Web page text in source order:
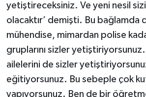
yetiştireceksiniz. Ve yeni nesil
olacaktır’ demişti. Bu bağlamda
mühendise, mimardan polise
gruplarını sizler yetiştiriyorsunuz.
ailelerini de sizler
eğitiyorsunuz. Bu sebeple çok
yapıyorsunuz. Ben de bir